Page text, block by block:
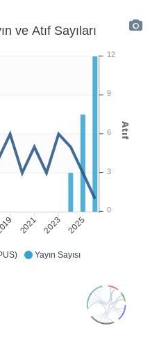
Yayın Sayısı
2021 2023 2025
ve Atıf Sayıları
12
9
6
3
0
Atıf